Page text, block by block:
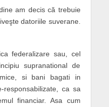
am decis că trebuie
datoriile suverane.
federalizare sau, cel
supranational de
si bani bagati in
ca sa
financiar. Asa cum